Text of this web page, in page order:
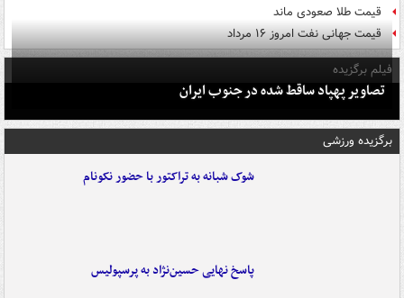
قیمت طلا صعودی ماند
قیمت جهانی نفت امروز ۱۶ مرداد
فیلم برگزیده
تصاویر پهپاد ساقط شده در جنوب ایران
برگزیده ورزشی
شوک شبانه به تراکتور با حضور نکونام
پاسخ نهایی حسین‌نژاد به پرسپولیس